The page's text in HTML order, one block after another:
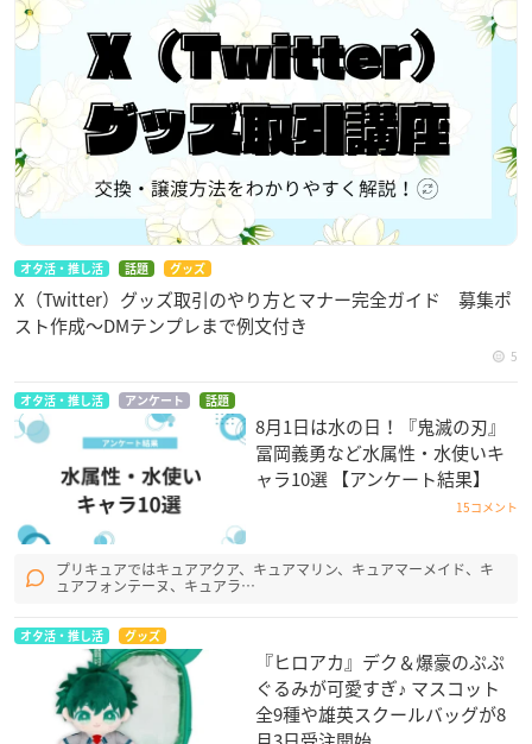
オタ活・推し活 話題 グッズ
X（Twitter）グッズ取引のやり方とマナー完全ガイド 募集ポ
スト作成〜DMテンプレまで例文付き
5
オタ活・推し活 アンケート 話題
8月1日は水の日！『鬼滅の刃』
冨岡義勇など水属性・水使いキ
ャラ10選 【アンケート結果】
15コメント
プリキュアではキュアアクア、キュアマリン、キュアマーメイド、キ
ュアフォンテーヌ、キュアラ…
オタ活・推し活 グッズ
『ヒロアカ』デク＆爆豪のぷぷ
ぐるみが可愛すぎ♪ マスコット
全9種や雄英スクールバッグが8